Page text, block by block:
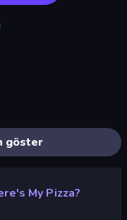
göster
My Pizza?